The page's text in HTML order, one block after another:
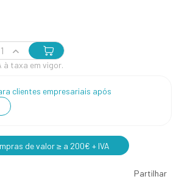
à taxa em vigor.
clientes empresariais após
de valor ≥ a 200€ + IVA
Partilhar